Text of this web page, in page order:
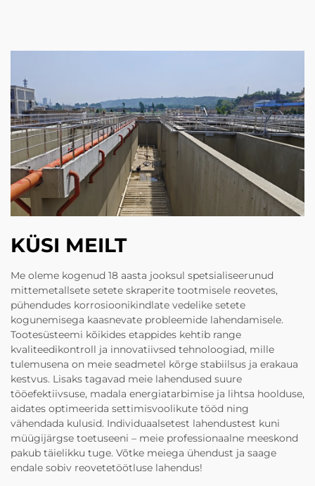
KÜSI MEILT
Me oleme kogenud 18 aasta jooksul spetsialiseerunud
mittemetallsete setete skraperite tootmisele reovetes,
pühendudes korrosioonikindlate vedelike setete
kogunemisega kaasnevate probleemide lahendamisele.
Tootesüsteemi kõikides etappides kehtib range
kvaliteedikontroll ja innovatiivsed tehnoloogiad, mille
tulemusena on meie seadmetel kõrge stabiilsus ja erakaua
kestvus. Lisaks tagavad meie lahendused suure
tööefektiivsuse, madala energiatarbimise ja lihtsa hoolduse,
aidates optimeerida settimisvoolikute tööd ning
vähendada kulusid. Individuaalsetest lahendustest kuni
müügijärgse toetuseeni – meie professionaalne meeskond
pakub täielikku tuge. Võtke meiega ühendust ja saage
endale sobiv reovetetöötluse lahendus!